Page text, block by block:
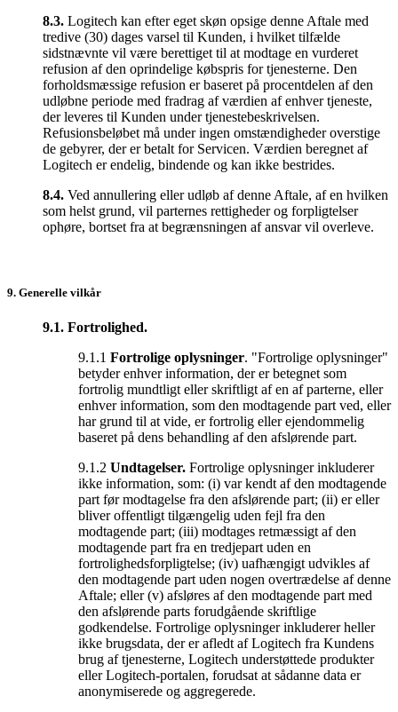
8.3. Logitech kan efter eget skøn opsige denne Aftale med
tredive (30) dages varsel til Kunden, i hvilket tilfælde
sidstnævnte vil være berettiget til at modtage en vurderet
refusion af den oprindelige købspris for tjenesterne. Den
forholdsmæssige refusion er baseret på procentdelen af den
udløbne periode med fradrag af værdien af enhver tjeneste,
der leveres til Kunden under tjenestebeskrivelsen.
Refusionsbeløbet må under ingen omstændigheder overstige
de gebyrer, der er betalt for Servicen. Værdien beregnet af
Logitech er endelig, bindende og kan ikke bestrides.
8.4. Ved annullering eller udløb af denne Aftale, af en hvilken
som helst grund, vil parternes rettigheder og forpligtelser
ophøre, bortset fra at begrænsningen af ansvar vil overleve.
9. Generelle vilkår
9.1. Fortrolighed.
9.1.1 Fortrolige oplysninger. "Fortrolige oplysninger"
betyder enhver information, der er betegnet som
fortrolig mundtligt eller skriftligt af en af parterne, eller
enhver information, som den modtagende part ved, eller
har grund til at vide, er fortrolig eller ejendommelig
baseret på dens behandling af den afslørende part.
9.1.2 Undtagelser. Fortrolige oplysninger inkluderer
ikke information, som: (i) var kendt af den modtagende
part før modtagelse fra den afslørende part; (ii) er eller
bliver offentligt tilgængelig uden fejl fra den
modtagende part; (iii) modtages retmæssigt af den
modtagende part fra en tredjepart uden en
fortrolighedsforpligtelse; (iv) uafhængigt udvikles af
den modtagende part uden nogen overtrædelse af denne
Aftale; eller (v) afsløres af den modtagende part med
den afslørende parts forudgående skriftlige
godkendelse. Fortrolige oplysninger inkluderer heller
ikke brugsdata, der er afledt af Logitech fra Kundens
brug af tjenesterne, Logitech understøttede produkter
eller Logitech-portalen, forudsat at sådanne data er
anonymiserede og aggregerede.